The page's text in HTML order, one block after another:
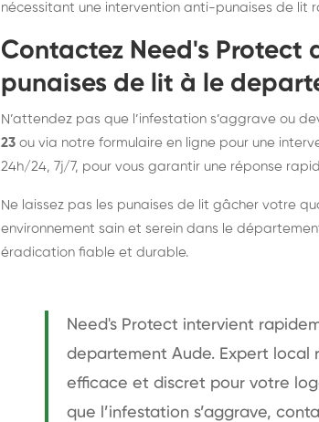
nécessitant une intervention anti-punaises de lit
Contactez Need's Protect
punaises de lit à le
N’attendez pas que l’infestation s’aggrave ou
23 ou via notre formulaire en ligne pour une
24h/24, 7j/7, pour vous garantir une réponse
Ne laissez pas les punaises de lit gâcher votre
environnement sain et serein dans le
éradication fiable et durable.
Need's Protect intervient
departement Aude. Expert local
efficace et discret pour votre
que l’infestation s’aggrave,